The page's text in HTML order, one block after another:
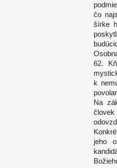
čo
šírke
62.
k
Na
človek
jeho